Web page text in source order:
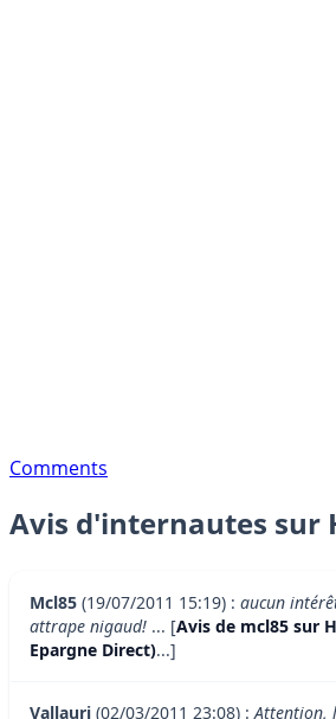
Comments
Avis d'internautes sur
Mcl85 (19/07/2011 15:19) : aucun
attrape nigaud! ... [Avis de mcl85 sur
Epargne Direct)...]
Vallauri (02/03/2011 23:08) :Attention,